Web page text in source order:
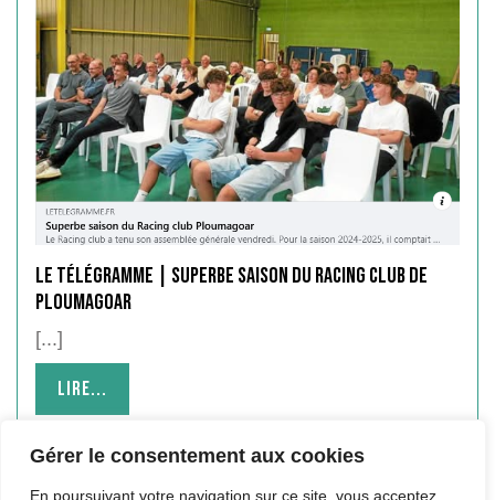
Gérer le consentement aux cookies
En poursuivant votre navigation sur ce site, vous acceptez
Le Télégramme | Superbe saison du Racing Club de
Ploumagoar
[...]
Lire...